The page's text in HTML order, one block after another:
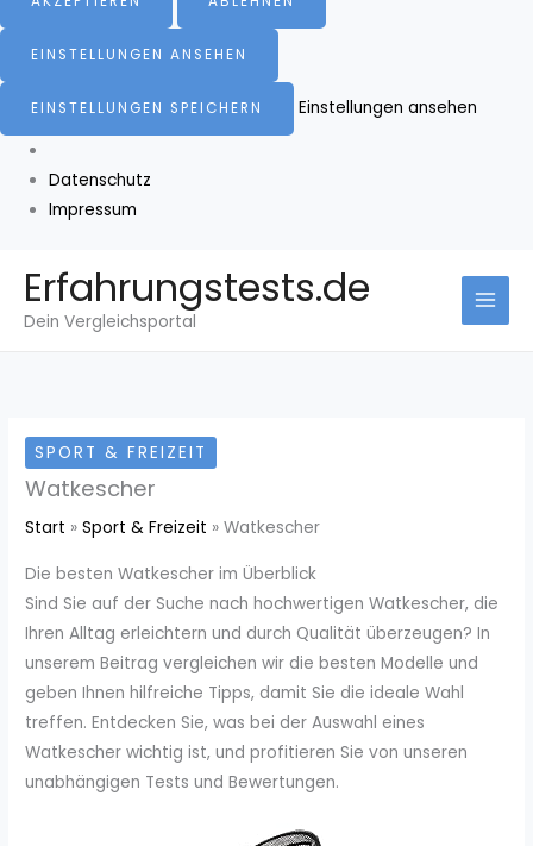
EINSTELLUNGEN ANSEHEN
EINSTELLUNGEN SPEICHERN Einstellungen ansehen
Datenschutz
Impressum
Inhalt
springen
Erfahrungstests.de
Dein Vergleichsportal
SPORT & FREIZEIT
Watkescher
Start Sport & Freizeit Watkescher
Die besten Watkescher im Überblick
Sind Sie auf der Suche nach hochwertigen Watkescher, die
Ihren Alltag erleichtern und durch Qualität überzeugen? In
unserem Beitrag vergleichen wir die besten Modelle und
geben Ihnen hilfreiche Tipps, damit Sie die ideale Wahl
treffen. Entdecken Sie, was bei der Auswahl eines
Watkescher wichtig ist, und profitieren Sie von unseren
unabhängigen Tests und Bewertungen.